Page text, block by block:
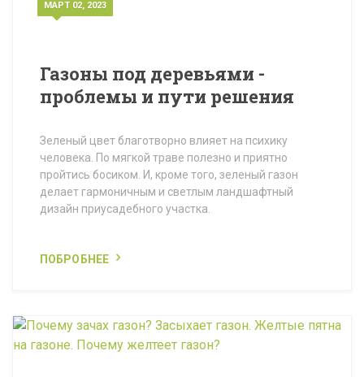
МАРТ 02, 2023
Газоны под деревьями -
проблемы и пути решения
Зеленый цвет благотворно влияет на психику
человека. По мягкой траве полезно и приятно
пройтись босиком. И, кроме того, зеленый газон
делает гармоничным и светлым ландшафтный
дизайн приусадебного участка.
ПОБРОБНЕЕ